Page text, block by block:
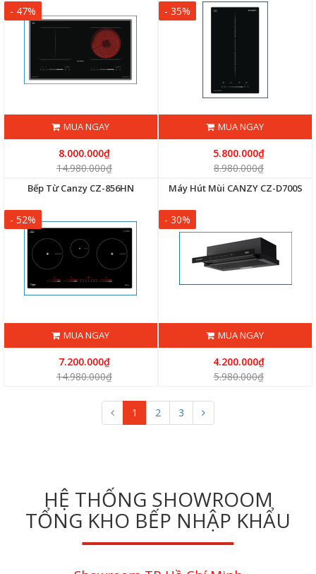
- 47%
MUA NGAY
8.000.000₫
14.980.000₫
- 35%
MUA NGAY
5.800.000₫
8.980.000₫
Bếp Từ Canzy CZ-856HN
- 52%
MUA NGAY
7.200.000₫
14.980.000₫
Máy Hút Mùi CANZY CZ-D700S
- 30%
MUA NGAY
4.200.000₫
5.980.000₫
1 2 3
HỆ THỐNG SHOWROOM
TỔNG KHO BẾP NHẬP KHẨU